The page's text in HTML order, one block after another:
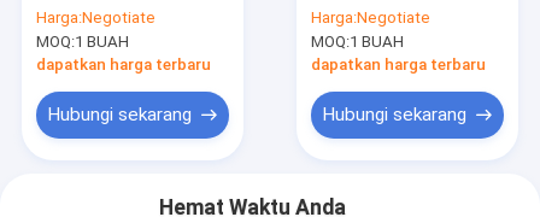
Keras Tahan Air
Kedap Suara
Harga:Negotiate
MOQ:1 BUAH
dapatkan harga terbaru
Hubungi sekarang
Harga:Negotiate
MOQ:1 BUAH
dapatkan harga terbaru
Hubungi sekarang
Hemat Waktu Anda